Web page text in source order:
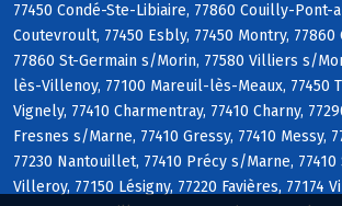
77450 Condé-Ste-Libiaire, 77860 Couilly-Pont-
Coutevroult, 77450 Esbly, 77450 Montry, 77860
77860 St-Germain s/Morin, 77580 Villiers s/
lès-Villenoy, 77100 Mareuil-lès-Meaux, 77450
Vignely, 77410 Charmentray, 77410 Charny,
Fresnes s/Marne, 77410 Gressy, 77410 Messy,
77230 Nantouillet, 77410 Précy s/Marne, 77410
Villeroy, 77150 Lésigny, 77220 Favières, 77174